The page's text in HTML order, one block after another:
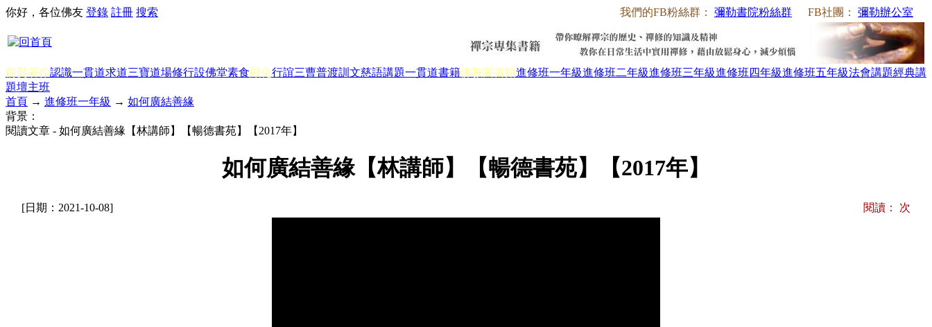
我們的FB粉絲群： 彌勒書院粉絲群 FB社團： 彌勒辦公室
你好，各位佛友 登錄 註冊 搜索
前賢著作認識一貫道求道三寶道場修行設佛堂素食顯化行誼三曹普渡訓文慈語講題一貫道書籍佛教圖書館進修班一年級進修班二年級進修班三年級進修班四年級進修班五年級法會講題經典講
題壇主班
首頁 → 進修班一年級 → 如何廣結善緣
背景：
閱讀文章 - 如何廣結善緣【林講師】【暢德書苑】【2017年】
如何廣結善緣【林講師】【暢德書苑】【2017年】
[日期：2021-10-08] 閱讀： 次